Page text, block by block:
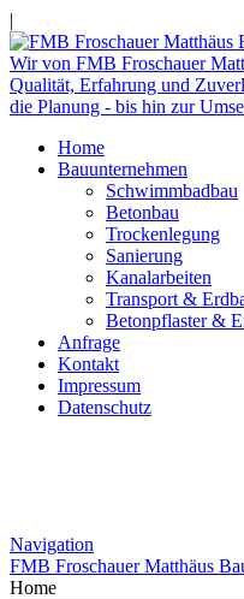
|
Home
Bauunternehmen
Schwimmbadbau
Betonbau
Trockenlegung
Sanierung
Kanalarbeiten
Transport &
Betonpflaster &
Anfrage
Kontakt
Impressum
Datenschutz
Navigation
FMB Froschauer Matthäus
Home